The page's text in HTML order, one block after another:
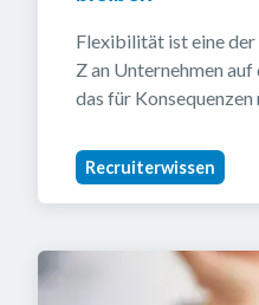
Flexibilität ist eine
Z an Unternehmen
das für Konsequenzen
Recruiterwissen